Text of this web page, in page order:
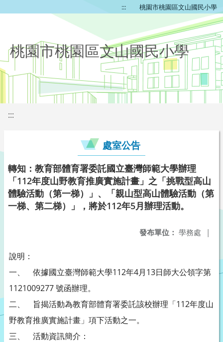
::: 桃園市桃園區文山國民小學
桃園市桃園區文山國民小學
:::
處室公告
轉知：教育部體育署委託國立臺灣師範大學辦理
「112年度山野教育推廣實施計畫」之「挑戰型高山
體驗活動（第一梯）」、「親山型高山體驗活動（第
一梯、第二梯）」，將於112年5月辦理活動。
發布單位： 學務處 |
說明：
一、 依據國立臺灣師範大學112年4月13日師大公領字第
1121009277 號函辦理。
二、 旨揭活動為教育部體育署委託該校辦理「112年度山
野教育推廣實施計畫」項下活動之一。
三、 活動資訊簡介：